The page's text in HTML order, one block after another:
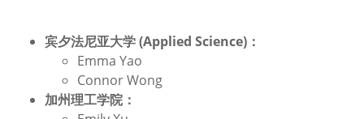
宾夕法尼亚大学 (Applied Science)：
Emma Yao
Connor Wong
加州理工学院：